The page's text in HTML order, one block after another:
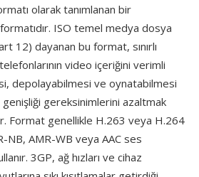
olarak tanımlanan bir
ISO temel medya dosya
12) dayanan bu format, sınırlı
video içeriğini verimli
depolayabilmesi ve oynatabilmesi
gereksinimlerini azaltmak
Format genellikle H.263 veya H.264
NB, AMR-WB veya AAC ses
3GP, ağ hızları ve cihaz